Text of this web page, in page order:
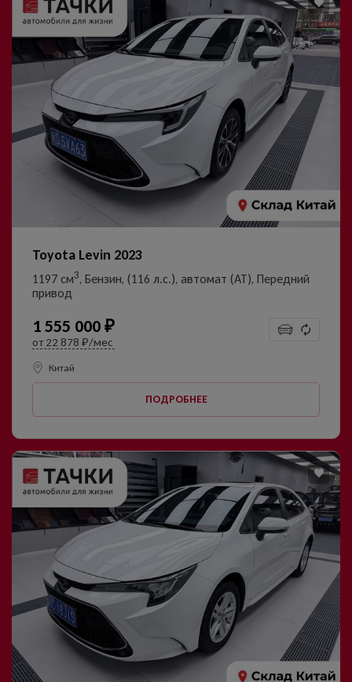
Toyota Levin 2023
1197 см3, Бензин, (116 л.с.), автомат (AT), Передний
привод
1 555 000 ₽
от 22 878 ₽/мес
Китай
ПОДРОБНЕЕ
УЗНАТЬ ЦЕНУ
Даю согласие на обработку
персональных данных